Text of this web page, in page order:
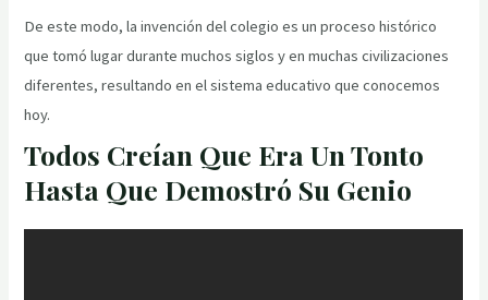
De este modo, la invención del colegio es un proceso histórico
que tomó lugar durante muchos siglos y en muchas civilizaciones
diferentes, resultando en el sistema educativo que conocemos
hoy.
Todos Creían Que Era Un Tonto
Hasta Que Demostró Su Genio